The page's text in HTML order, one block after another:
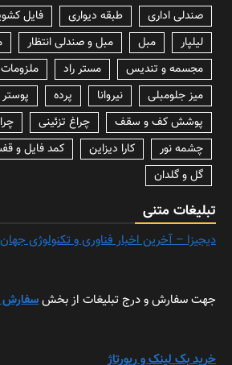
صندلی اداری
طبقه دیواری فایل
لیلپار
مبل مبل و صندلی انتظار
مجسمه و تندیس
مستر راد
میز جلومبلی
نیروانا پرده
پوشش کف و سقف
چراغ تزئینی
چشمه نور
کارا دیزاین
کمد فایل و
گل و گلدان
تبلیغات متنی
دیجیزا – آخرین اخبار فناوری و تکنولوژی جهان
جهت سفارش و درج تبلیغات از بخشسفارش
خرید بک لینک و رپورتاژ